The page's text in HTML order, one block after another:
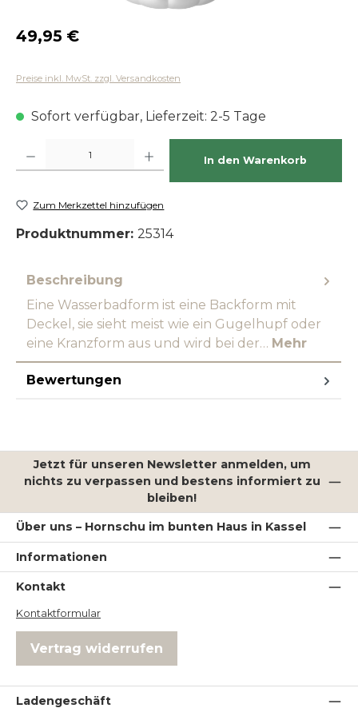
Regulärer Preis:
49,95 €
Preise inkl. MwSt. zzgl. Versandkosten
Sofort verfügbar, Lieferzeit: 2-5 Tage
In den Warenkorb
Zum Merkzettel hinzufügen
Produktnummer: 25314
Beschreibung
Eine Wasserbadform ist eine Backform mit
Deckel, sie sieht meist wie ein Gugelhupf oder
eine Kranzform aus und wird bei der… Mehr
Bewertungen
Jetzt für unseren Newsletter anmelden, um
nichts zu verpassen und bestens informiert zu
bleiben!
Über uns – Hornschu im bunten Haus in Kassel
Informationen
Kontakt
Kontaktformular
Vertrag widerrufen
Ladengeschäft